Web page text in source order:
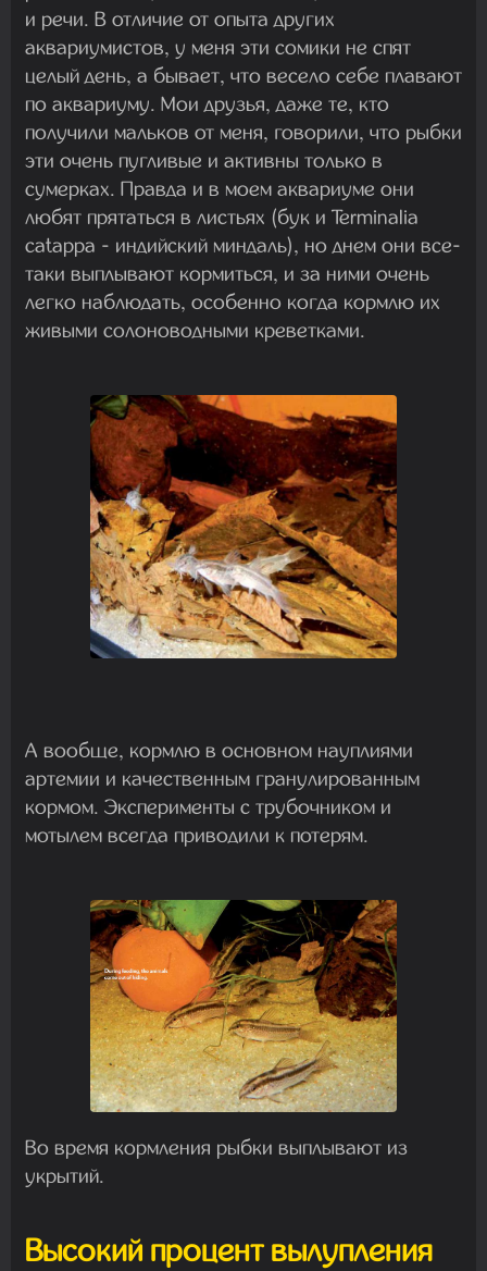
и речи. В отличие от опыта других
аквариумистов, у меня эти сомики не спят
целый день, а бывает, что весело себе плавают
по аквариуму. Мои друзья, даже те, кто
получили мальков от меня, говорили, что рыбки
эти очень пугливые и активны только в
сумерках. Правда и в моем аквариуме они
любят прятаться в листьях (бук и Terminalia
catappa - индийский миндаль), но днем они все-
таки выплывают кормиться, и за ними очень
легко наблюдать, особенно когда кормлю их
живыми солоноводными креветками.
А вообще, кормлю в основном науплиями
артемии и качественным гранулированным
кормом. Эксперименты с трубочником и
мотылем всегда приводили к потерям.
Во время кормления рыбки выплывают из
укрытий.
Высокий процент вылупления